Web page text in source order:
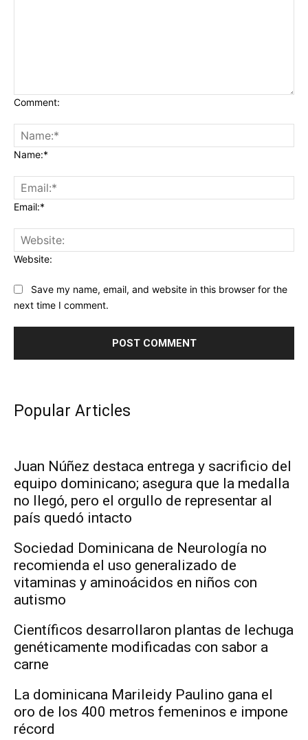
Comment:
Name:*
Email:*
Website:
Save my name, email, and website in this browser for the
next time I comment.
Popular Articles
Juan Núñez destaca entrega y sacrificio del
equipo dominicano; asegura que la medalla
no llegó, pero el orgullo de representar al
país quedó intacto
Sociedad Dominicana de Neurología no
recomienda el uso generalizado de
vitaminas y aminoácidos en niños con
autismo
Científicos desarrollaron plantas de lechuga
genéticamente modificadas con sabor a
carne
La dominicana Marileidy Paulino gana el
oro de los 400 metros femeninos e impone
récord